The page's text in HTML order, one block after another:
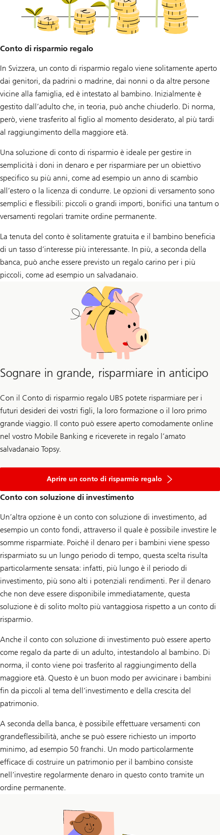
Conto di risparmio regalo
In Svizzera, un conto di risparmio regalo viene solitamente aperto
dai genitori, da padrini o madrine, dai nonni o da altre persone
vicine alla famiglia, ed è intestato al bambino. Inizialmente è
gestito dall’adulto che, in teoria, può anche chiuderlo. Di norma,
però, viene trasferito al figlio al momento desiderato, al più tardi
al raggiungimento della maggiore età.
Una soluzione di conto di risparmio è ideale per gestire in
semplicità i doni in denaro e per risparmiare per un obiettivo
specifico su più anni, come ad esempio un anno di scambio
all’estero o la licenza di condurre. Le opzioni di versamento sono
semplici e flessibili: piccoli o grandi importi, bonifici una tantum o
versamenti regolari tramite ordine permanente.
La tenuta del conto è solitamente gratuita e il bambino beneficia
di un tasso d’interesse più interessante. In più, a seconda della
banca, può anche essere previsto un regalo carino per i più
piccoli, come ad esempio un salvadanaio.
Sognare in grande, risparmiare in anticipo
Con il Conto di risparmio regalo UBS potete risparmiare per i
futuri desideri dei vostri figli, la loro formazione o il loro primo
grande viaggio. Il conto può essere aperto comodamente online
nel vostro Mobile Banking e riceverete in regalo l’amato
salvadanaio Topsy.
Aprire un conto di risparmio regalo
Conto con soluzione di investimento
Un’altra opzione è un conto con soluzione di investimento, ad
esempio un conto fondi, attraverso il quale è possibile investire le
somme risparmiate. Poiché il denaro per i bambini viene spesso
risparmiato su un lungo periodo di tempo, questa scelta risulta
particolarmente sensata: infatti, più lungo è il periodo di
investimento, più sono alti i potenziali rendimenti. Per il denaro
che non deve essere disponibile immediatamente, questa
soluzione è di solito molto più vantaggiosa rispetto a un conto di
risparmio.
Anche il conto con soluzione di investimento può essere aperto
come regalo da parte di un adulto, intestandolo al bambino. Di
norma, il conto viene poi trasferito al raggiungimento della
maggiore età. Questo è un buon modo per avvicinare i bambini
fin da piccoli al tema dell’investimento e della crescita del
patrimonio.
A seconda della banca, è possibile effettuare versamenti con
grandeflessibilità, anche se può essere richiesto un importo
minimo, ad esempio 50 franchi. Un modo particolarmente
efficace di costruire un patrimonio per il bambino consiste
nell’investire regolarmente denaro in questo conto tramite un
ordine permanente.